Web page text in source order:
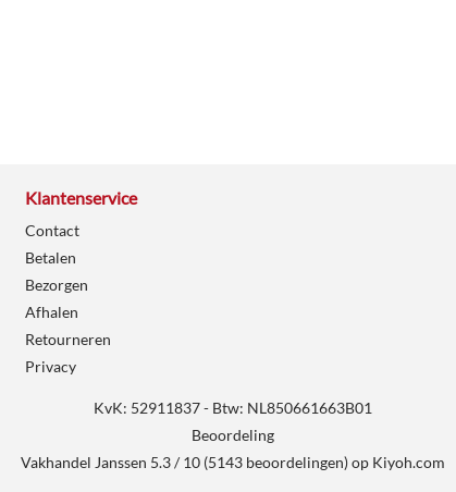
Klantenservice
Contact
Betalen
Bezorgen
Afhalen
Retourneren
Privacy
KvK: 52911837 - Btw: NL850661663B01
Beoordeling
Vakhandel Janssen 5.3/10 (5143 beoordelingen) op Kiyoh.com